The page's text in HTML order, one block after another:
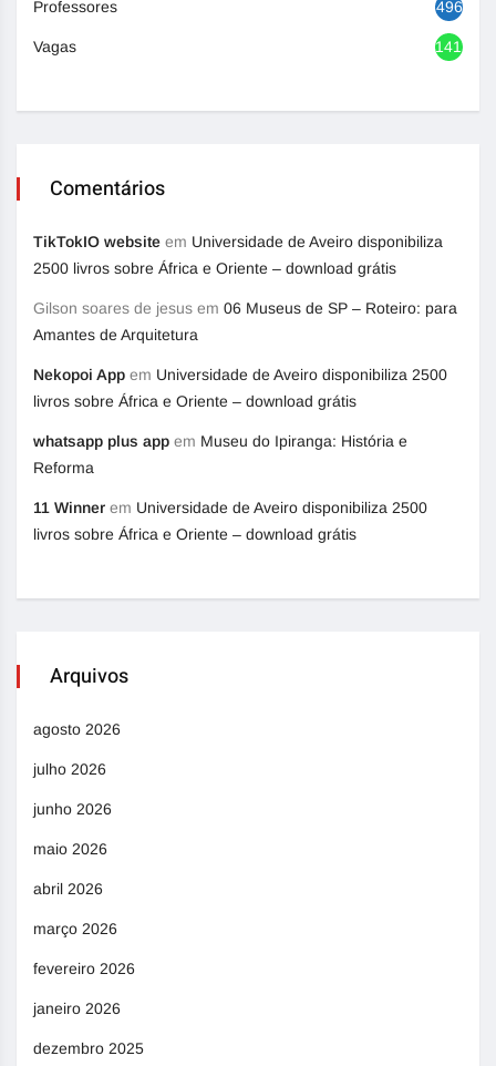
Professores 496
Vagas 1417
Comentários
TikTokIO website em Universidade de Aveiro disponibiliza
2500 livros sobre África e Oriente – download grátis
Gilson soares de jesus em 06 Museus de SP – Roteiro: para
Amantes de Arquitetura
Nekopoi App em Universidade de Aveiro disponibiliza 2500
livros sobre África e Oriente – download grátis
whatsapp plus app em Museu do Ipiranga: História e
Reforma
11 Winner em Universidade de Aveiro disponibiliza 2500
livros sobre África e Oriente – download grátis
Arquivos
agosto 2026
julho 2026
junho 2026
maio 2026
abril 2026
março 2026
fevereiro 2026
janeiro 2026
dezembro 2025